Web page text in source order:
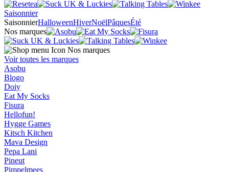
Saisonnier
SaisonnierHalloweenHiverNoëlPâquesÉté
Nos marques
Nos marques
Voir toutes les marques
Asobu
Blogo
Doiy
Eat My Socks
Fisura
Hellofun!
Hygge Games
Kitsch Kitchen
Mava Design
Pepa Lani
Pineut
Pimpelmees